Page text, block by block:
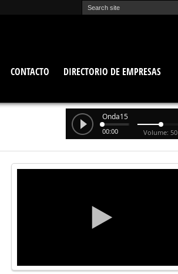
CONTACTO
DIRECTORIO DE EMPRESAS
Onda15
00:00 Volume: 50